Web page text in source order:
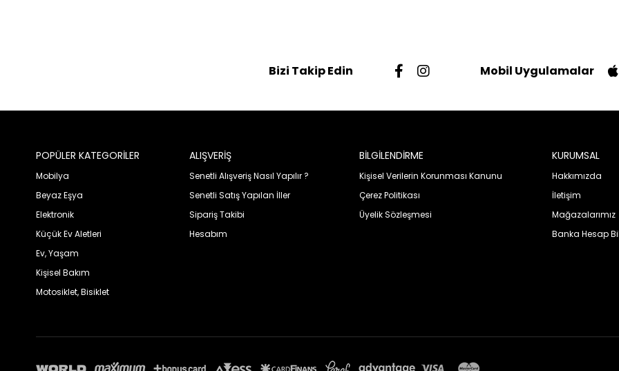
Bizi Takip Edin Mobil Uygulamalar
POPÜLER KATEGORİLER
Mobilya
Beyaz Eşya
Elektronik
Küçük Ev Aletleri
Ev, Yaşam
Kişisel Bakım
Motosiklet, Bisiklet
ALIŞVERİŞ
Senetli Alışveriş Nasıl Yapılır ?
Senetli Satış Yapılan İller
Sipariş Takibi
Hesabım
BİLGİLENDİRME
Kişisel Verilerin Korunması Kanunu
Çerez Politikası
Üyelik Sözleşmesi
KURUMSAL
Hakkımızda
İletişim
Mağazalarımız
Banka Hesap